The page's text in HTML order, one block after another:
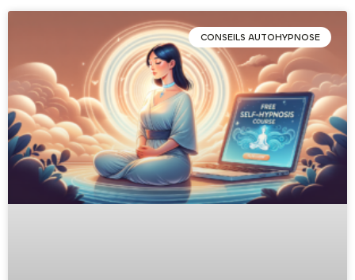
CONSEILS AUTOHYPNOSE